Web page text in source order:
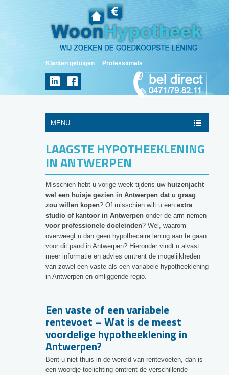
Klanten getuigen Professionals
MENU
LAAGSTE HYPOTHEEKLENING
IN ANTWERPEN
Misschien hebt u vorige week tijdens uw huizenjacht
wel een huisje gezien in Antwerpen dat u graag
zou willen kopen? Of misschien wilt u een extra
studio of kantoor in Antwerpenonder de arm nemen
voor professionele doeleinden? Wel, waarom
overweegt u dan geen hypothecaire lening aan te gaan
voor dit pand in Antwerpen? Hieronder vindt u alvast
meer informatie en advies omtrent de mogelijkheden
van zowel een vaste als een variabele hypotheeklening
in Antwerpen en omliggende regio.
Een vaste of een variabele
rentevoet – Wat is de meest
voordelige hypotheeklening in
Antwerpen?
Bent u niet thuis in de wereld van rentevoeten, dan is
een woordje toelichting omtrent de verschillende